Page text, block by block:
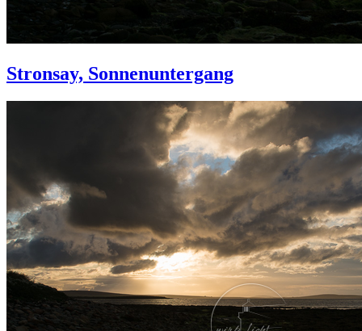
Stronsay, Sonnenuntergang